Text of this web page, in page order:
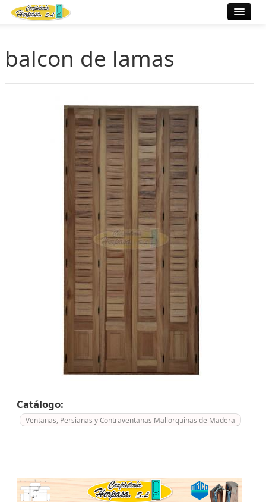
Información
balcon de lamas
Catálogo:
Ventanas, Persianas y Contraventanas Mallorquinas de Madera